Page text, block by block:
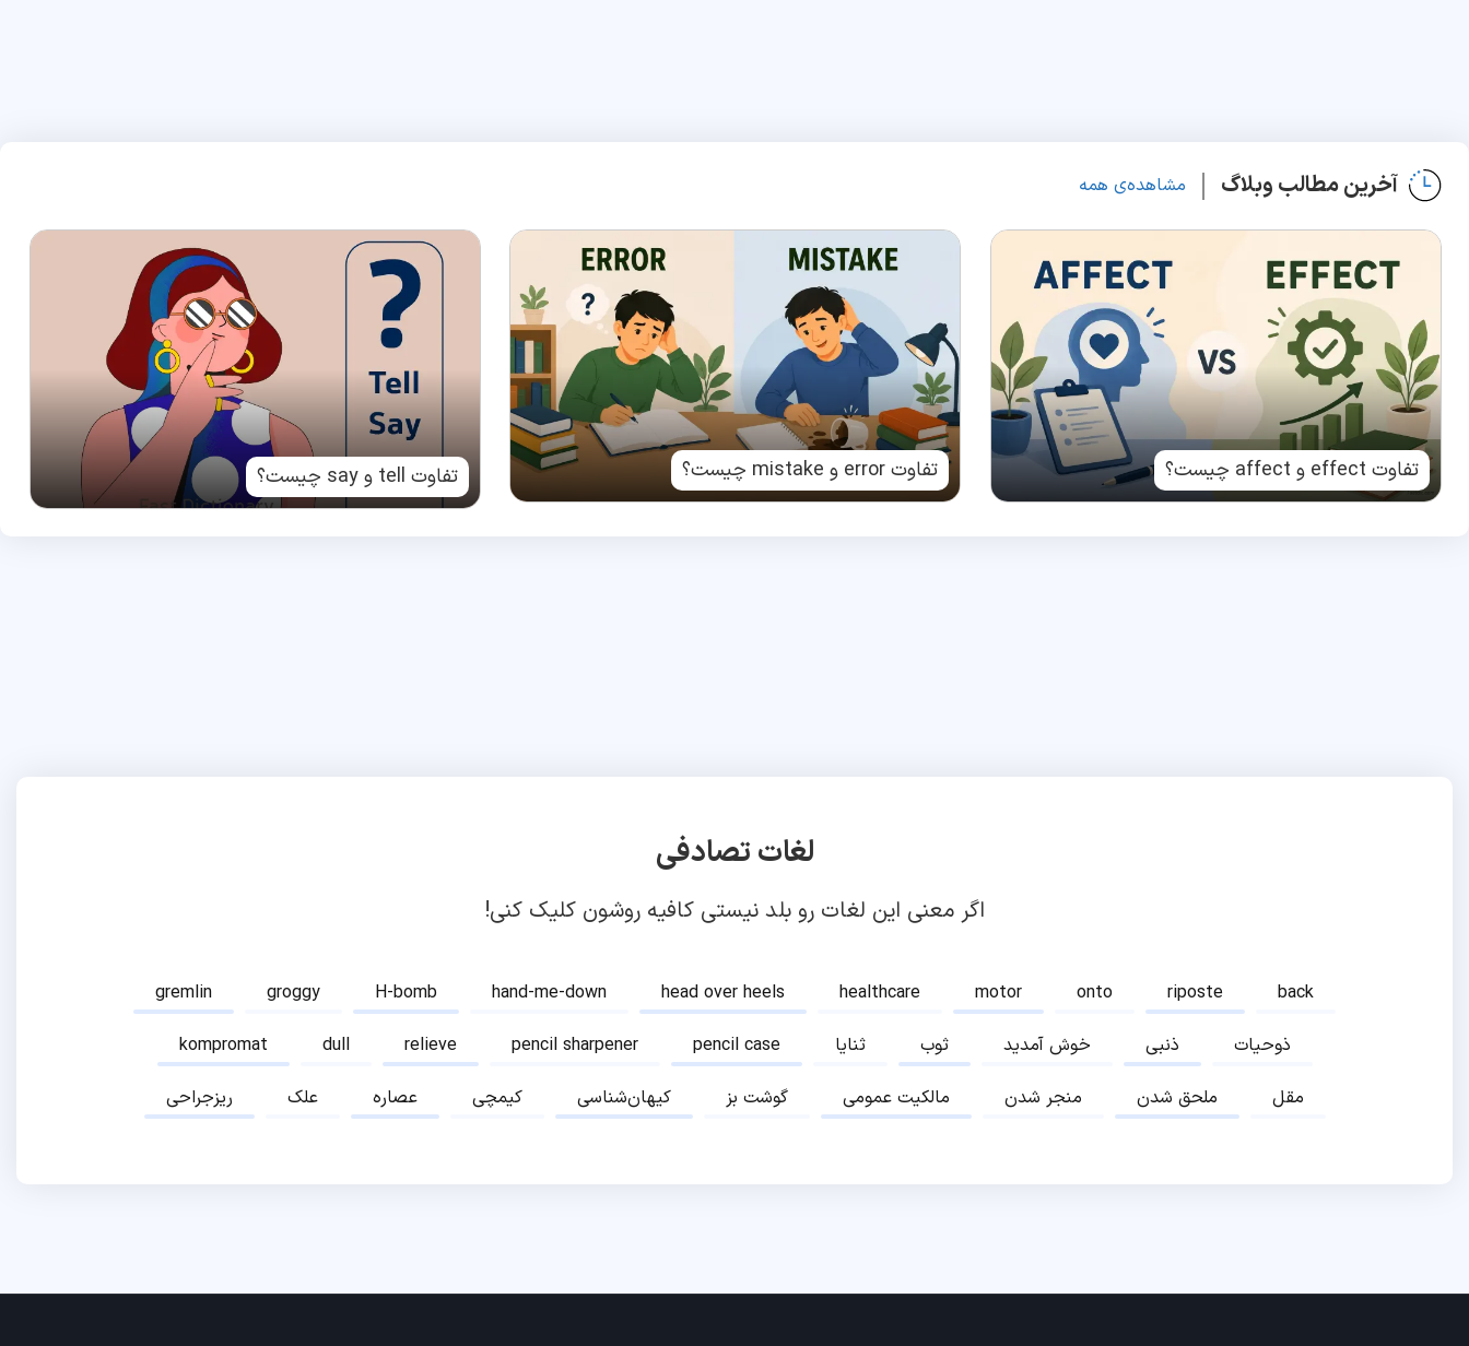
آخرین مطالب وبلاگ مشاهده‌ی همه
تفاوت effect و affect چیست؟ تفاوت error و mistake چیست؟ تفاوت tell و say چیست؟
لغات تصادفی
اگر معنی این لغات رو بلد نیستی کافیه روشون کلیک کنی!
gremlin groggy H-bomb hand-me-down head over heels healthcare motor onto riposte
back
kompromat
dull relieve pencil sharpener pencil case ثنایا ثوب خوش آمدید ذنبی
ذوحیات
ریزجراحی
علک عصاره کیمچی کیهان‌شناسی گوشت بز مالکیت عمومی منجر شدن ملحق شدن مقل